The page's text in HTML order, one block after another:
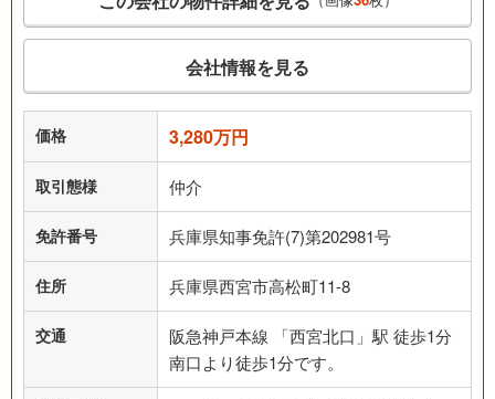
会社情報を見る
価格 3,280万円
取引態様 仲介
免許番号 兵庫県知事免許(7)第202981号
住所 兵庫県西宮市高松町11-8
交通
阪急神戸本線 「西宮北口」駅 徒歩1分
南口より徒歩1分です。